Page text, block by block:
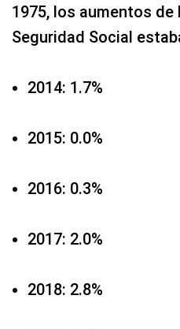
1975, los aumentos
Seguridad Social
2014: 1.7%
2015: 0.0%
2016: 0.3%
2017: 2.0%
2018: 2.8%